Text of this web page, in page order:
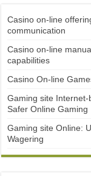
Casino on-line
communication
Casino on-line
capabilities
Casino On-line
Gaming site
Safer Online Gaming
Gaming site Online:
Wagering